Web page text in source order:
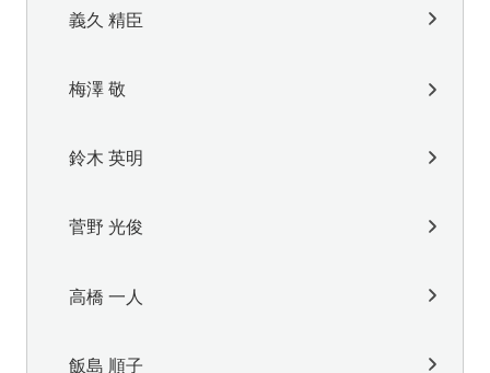
義久 精臣
梅澤 敬
鈴木 英明
菅野 光俊
高橋 一人
飯島 順子